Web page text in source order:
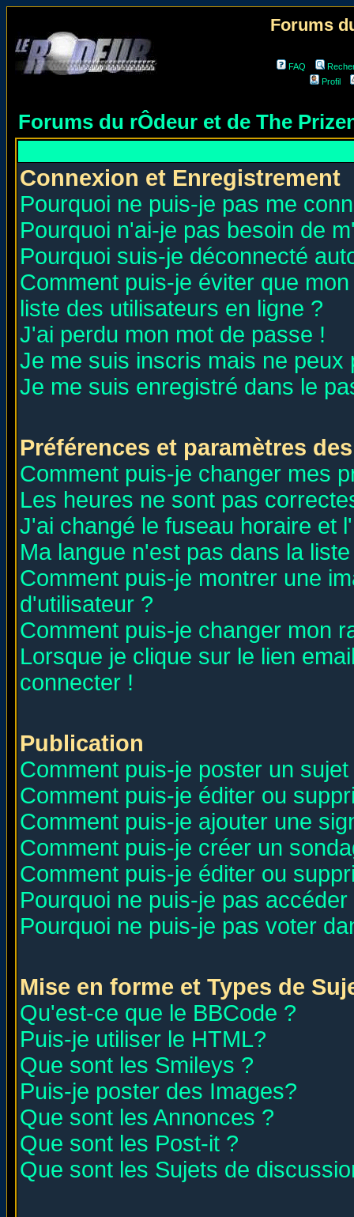
Forums
FAQ
Profil
Forums du rÔdeur et de The
Connexion et Enregistrement
Pourquoi ne puis-je pas me
Pourquoi n'ai-je pas besoin de
Pourquoi suis-je déconnecté
Comment puis-je éviter que
liste des utilisateurs en ligne ?
J'ai perdu mon mot de passe !
Je me suis inscris mais ne peux
Je me suis enregistré dans le
Préférences et paramètres
Comment puis-je changer mes
Les heures ne sont pas
J'ai changé le fuseau horaire et
Ma langue n'est pas dans la
Comment puis-je montrer une
d'utilisateur ?
Comment puis-je changer mon
Lorsque je clique sur le lien
connecter !
Publication
Comment puis-je poster un
Comment puis-je éditer ou
Comment puis-je ajouter une
Comment puis-je créer un
Comment puis-je éditer ou
Pourquoi ne puis-je pas
Pourquoi ne puis-je pas voter
Mise en forme et Types de
Qu'est-ce que le BBCode ?
Puis-je utiliser le HTML?
Que sont les Smileys ?
Puis-je poster des Images?
Que sont les Annonces ?
Que sont les Post-it ?
Que sont les Sujets de